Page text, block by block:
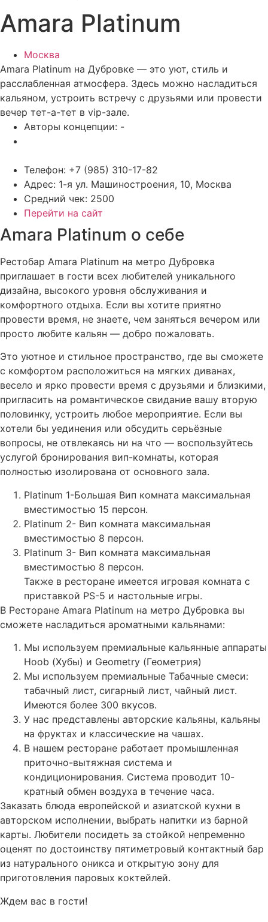
Amara Platinum
Москва
Amara Platinum на Дубровке — это уют, стиль и
расслабленная атмосфера. Здесь можно насладиться
кальяном, устроить встречу с друзьями или провести
вечер тет-а-тет в vip-зале.
Авторы концепции: -
Телефон: +7 (985) 310-17-82
Адрес: 1-я ул. Машиностроения, 10, Москва
Средний чек: 2500
Перейти на сайт
Amara Platinum о себе
Рестобар Amara Platinum на метро Дубровка
приглашает в гости всех любителей уникального
дизайна, высокого уровня обслуживания и
комфортного отдыха. Если вы хотите приятно
провести время, не знаете, чем заняться вечером или
просто любите кальян — добро пожаловать.
Это уютное и стильное пространство, где вы сможете
с комфортом расположиться на мягких диванах,
весело и ярко провести время с друзьями и близкими,
пригласить на романтическое свидание вашу вторую
половинку, устроить любое мероприятие. Если вы
хотели бы уединения или обсудить серьёзные
вопросы, не отвлекаясь ни на что — воспользуйтесь
услугой бронирования вип-комнаты, которая
полностью изолирована от основного зала.
Platinum 1-Большая Вип комната максимальная
вместимостью 15 персон.
Platinum 2- Вип комната максимальная
вместимостью 8 персон.
Platinum 3- Вип комната максимальная
вместимостью 8 персон.
Также в ресторане имеется игровая комната с
приставкой PS-5 и настольные игры.
В Ресторане Amara Platinum на метро Дубровка вы
сможете насладиться ароматными кальянами:
Мы используем премиальные кальянные аппараты
Hoob (Хубы) и Geometry (Геометрия)
Мы используем премиальные Табачные смеси:
табачный лист, сигарный лист, чайный лист.
Имеются более 300 вкусов.
У нас представлены авторские кальяны, кальяны
на фруктах и классические на чашах.
В нашем ресторане работает промышленная
приточно-вытяжная система и
кондиционирования. Система проводит 10-
кратный обмен воздуха в течение часа.
Заказать блюда европейской и азиатской кухни в
авторском исполнении, выбрать напитки из барной
карты. Любители посидеть за стойкой непременно
оценят по достоинству пятиметровый контактный бар
из натурального оникса и открытую зону для
приготовления паровых коктейлей.
Ждем вас в гости!